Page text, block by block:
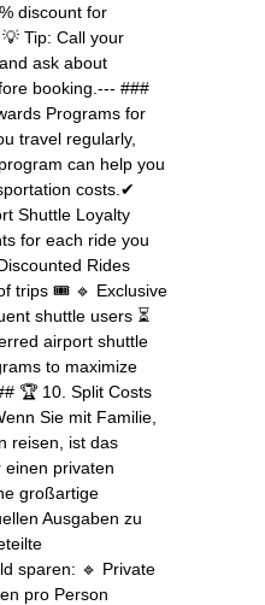
discount for
Tip: Call your
ask about
booking.--- ###
Programs for
travel regularly,
can help you
costs.✔
Shuttle Loyalty
for each ride you
Rides
trips 🎟 🔹 Exclusive
shuttle users ⏳
airport shuttle
to maximize
🏆 10. Split Costs
Sie mit Familie,
reisen, ist das
einen privaten
großartige
Ausgaben zu
sparen: 🔹 Private
pro Person